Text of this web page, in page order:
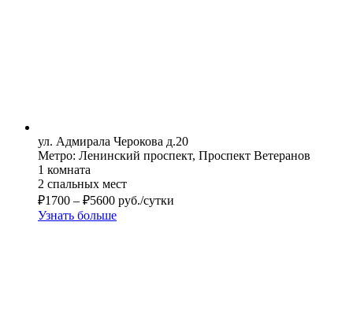
ул. Адмирала Черокова д.20
Метро: Ленинский проспект, Проспект Ветеранов
1 комната
2 спальных мест
₽1700 – ₽5600 руб./сутки
Узнать больше